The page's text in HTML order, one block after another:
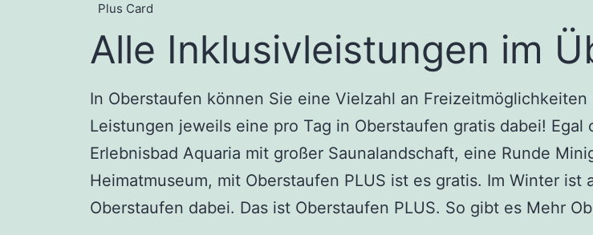
Plus Card
Alle Inklusivleistungen im
In Oberstaufen können Sie eine Vielzahl an
Leistungen jeweils eine pro Tag in Oberstaufen gratis dabei!
Erlebnisbad Aquaria mit großer Saunalandschaft, eine Runde
Heimatmuseum, mit Oberstaufen PLUS ist es gratis. Im Winter
Oberstaufen dabei. Das ist Oberstaufen PLUS. So gibt es Mehr